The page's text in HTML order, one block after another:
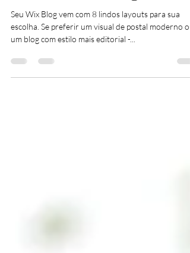
16 de jul. de 2018
1 min de leitura
Crie um incrível blog
Seu Wix Blog vem com 8 lindos layouts para sua